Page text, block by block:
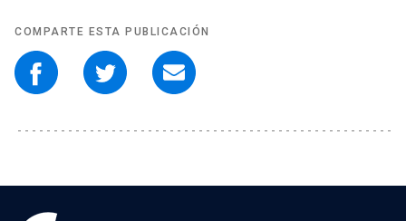
COMPARTE ESTA PUBLICACIÓN